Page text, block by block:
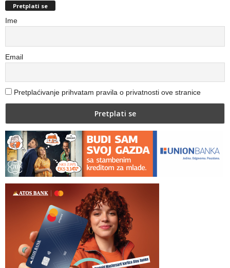
Pretplati se
Ime
Email
Pretplaćivanje prihvatam pravila o privatnosti ove stranice